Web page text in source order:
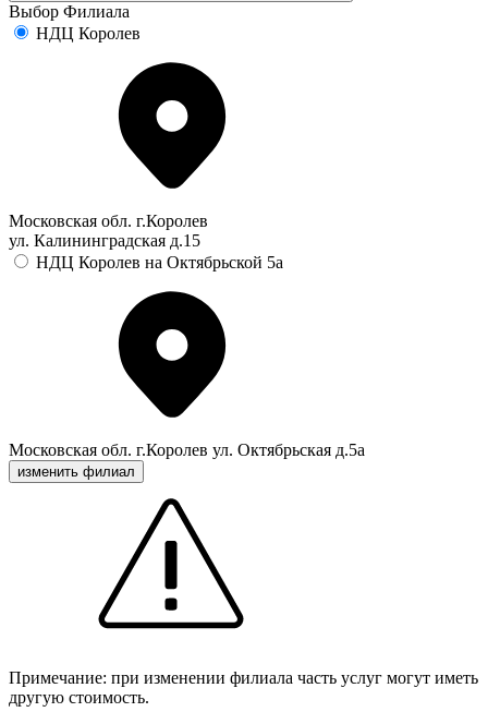
Выбор Филиала
НДЦ Королев
Московская обл. г.Королев
ул. Калининградская д.15
НДЦ Королев на Октябрьской 5а
Московская обл. г.Королев ул. Октябрьская д.5а
изменить филиал
Примечание: при изменении филиала часть услуг могут иметь
другую стоимость.